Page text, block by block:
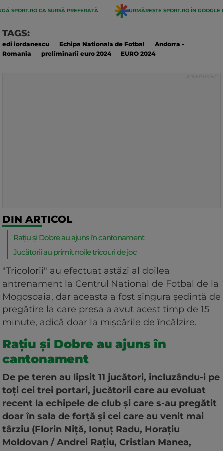
SPORT.RO CA SURSĂ PREFERATĂ URMĂREȘTE SPORT.RO ÎN GOOGLE
TAGS:
edi iordanescu Echipa Nationala de Fotbal
Andorra -
Romania
preliminarii euro 2024 EURO 2024
DIN ARTICOL
Rațiu și Dobre au ajuns în cantonament
Jucătorii au primit noile tricouri de joc
"Tricolorii" au efectuat astăzi al doilea
antrenament la Centrul Național de Fotbal de la
Mogoșoaia, dar aceasta a fost singura ședință de
pregătire la care presa a avut acest timp de 15
minute, adică doar la mișcările de încălzire.
Rațiu și Dobre au ajuns în
cantonament
De pe teren au lipsit 11 jucători, incluzându-i pe
toți cei trei portari, jucătorii care au evoluat
recent la echipele de club și care s-au pregătit
doar în sala de forță și cei care au venit mai
târziu (Florin Niță, Ionuț Radu, Horațiu
Moldovan / Andrei Rațiu, Cristian Manea,